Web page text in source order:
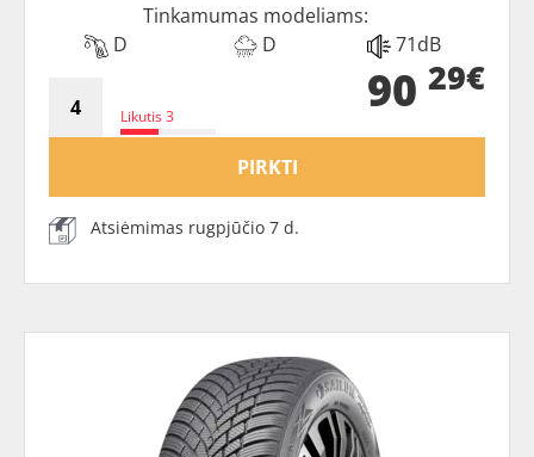
Tinkamumas modeliams:
D
D 71dB
Likutis 3 90 29€
PIRKTI
Atsiėmimas rugpjūčio 7 d.